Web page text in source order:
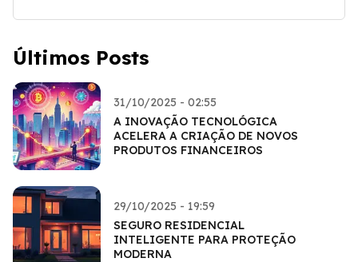
Últimos Posts
31/10/2025 - 02:55
A INOVAÇÃO TECNOLÓGICA
ACELERA A CRIAÇÃO DE NOVOS
PRODUTOS FINANCEIROS
29/10/2025 - 19:59
SEGURO RESIDENCIAL
INTELIGENTE PARA PROTEÇÃO
MODERNA